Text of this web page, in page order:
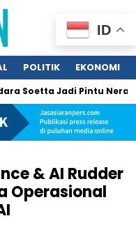
POLITIK EKONOMI
Jadi Pintu Neraka
& AI Rudder
Operasional
ID